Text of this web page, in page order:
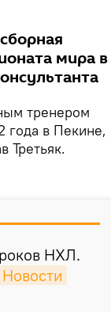
мира в
тренером
года в Пекине,
Третьяк.
НХЛ.